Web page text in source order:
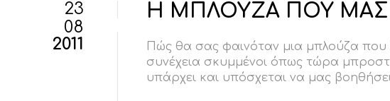
23
08
2011
Η ΜΠΛΟΥΖΑ ΠΟΥ ΜΑΣ
Πώς θα σας φαινόταν μια μπλούζα
συνέχεια σκυμμένοι όπως τώρα
υπάρχει και υπόσχεται να μας